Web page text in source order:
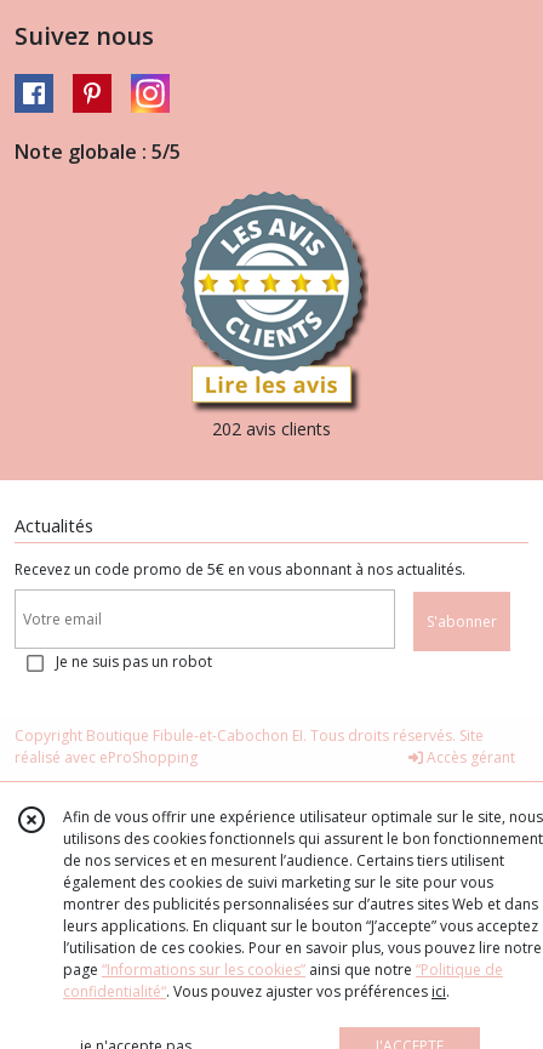
Suivez nous
Note globale : 5/5
202 avis clients
Actualités
Recevez un code promo de 5€ en vous abonnant à nos actualités.
S'abonner
Je ne suis pas un robot
Copyright Boutique Fibule-et-Cabochon EI. Tous droits réservés. Site
réalisé avec eProShopping Accès gérant
Afin de vous offrir une expérience utilisateur optimale sur le site, nous
utilisons des cookies fonctionnels qui assurent le bon fonctionnement
de nos services et en mesurent l’audience. Certains tiers utilisent
également des cookies de suivi marketing sur le site pour vous
montrer des publicités personnalisées sur d’autres sites Web et dans
leurs applications. En cliquant sur le bouton “J’accepte” vous acceptez
l’utilisation de ces cookies. Pour en savoir plus, vous pouvez lire notre
page “Informations sur les cookies” ainsi que notre “Politique de
confidentialité“. Vous pouvez ajuster vos préférences ici.